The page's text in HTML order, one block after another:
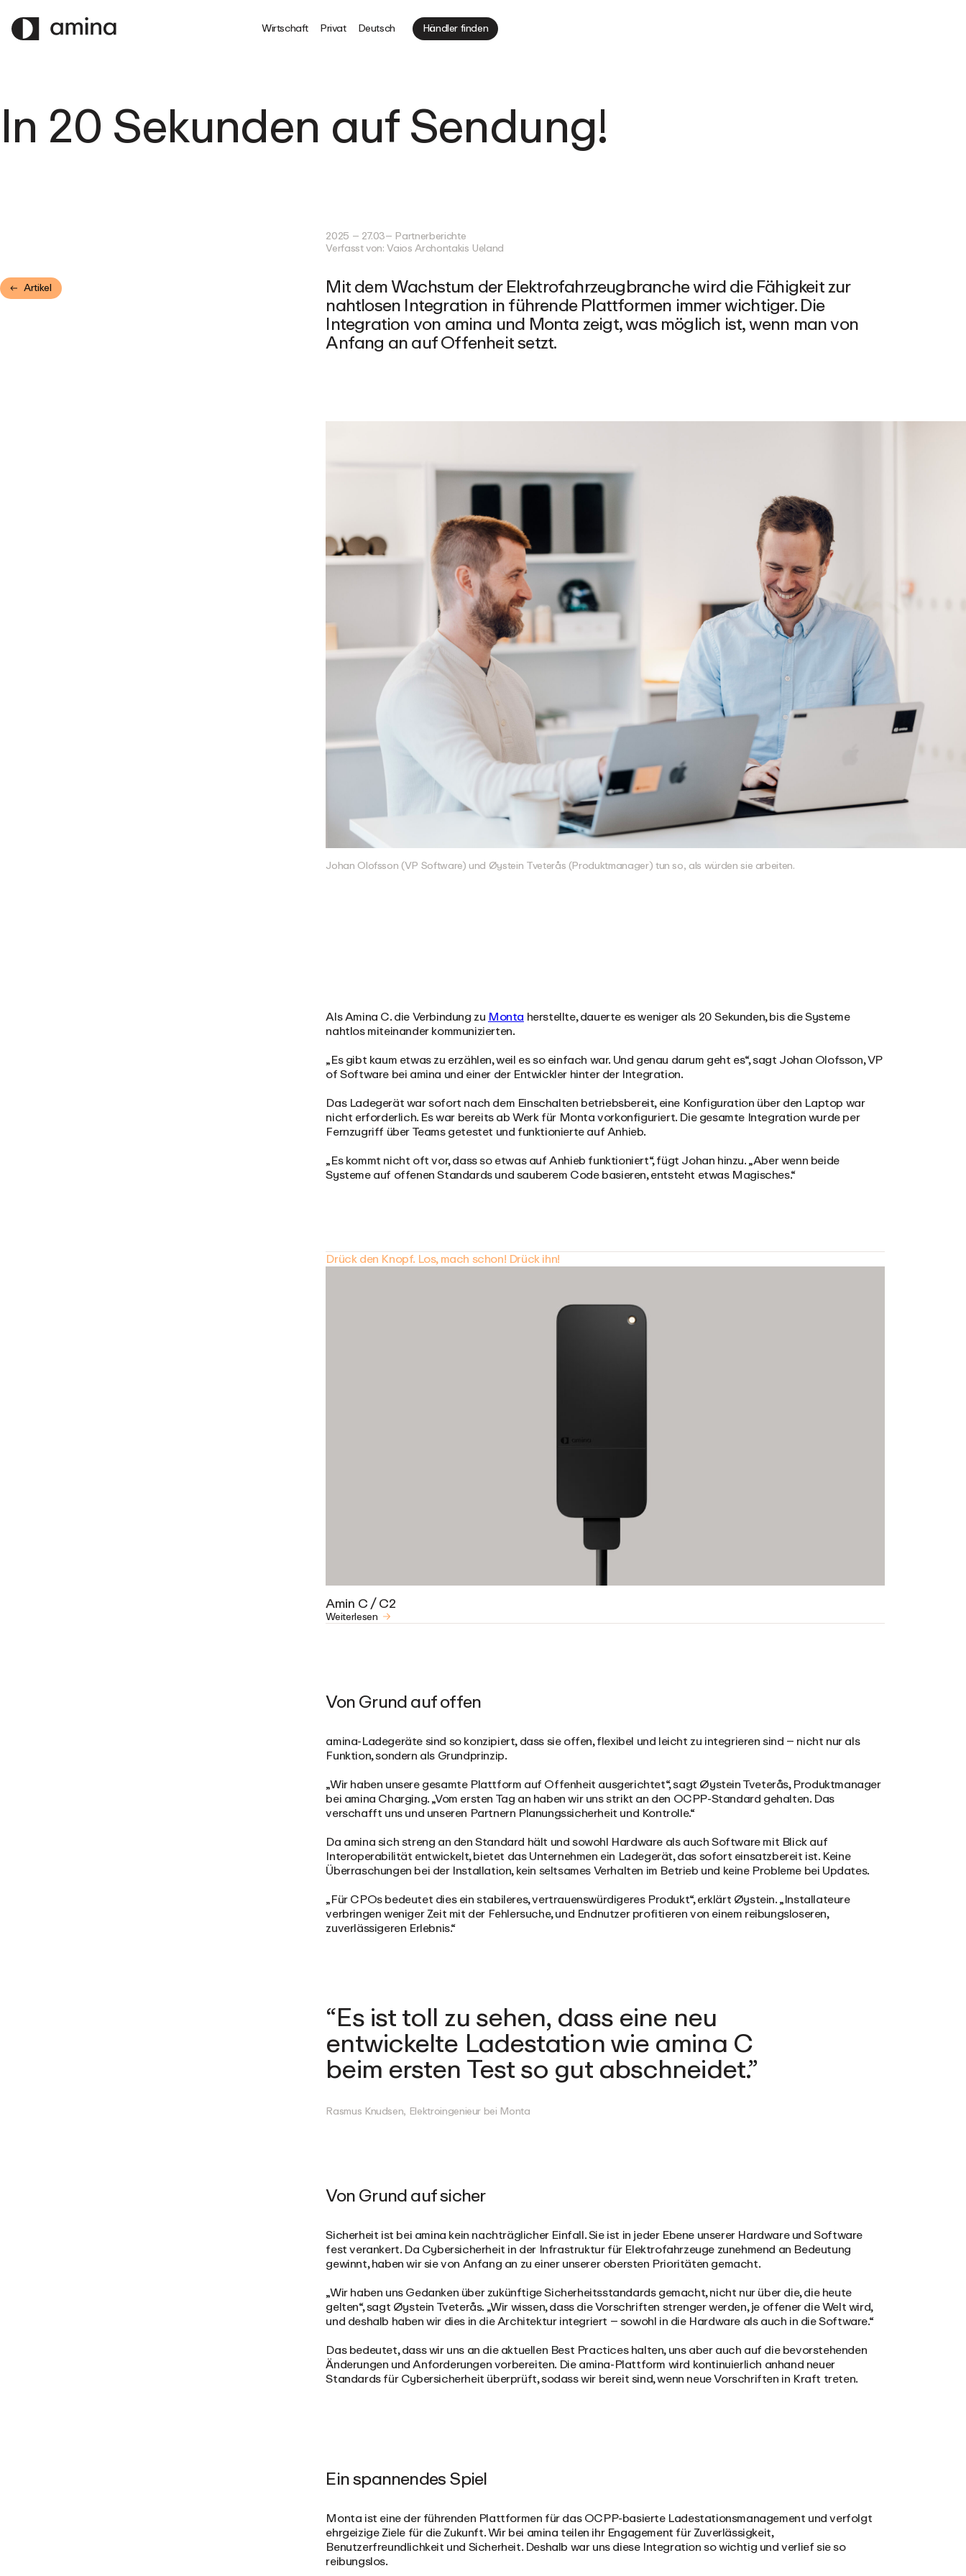
HAUPTINHALT
SPRINGEN Wirtschaft Privat Deutsch Händler finden
In 20 Sekunden auf Sendung!
2025 – 27.03– Partnerberichte
Verfasst von: VaiosArchontakis Ueland
Artikel Mit dem Wachstum der Elektrofahrzeugbranche wird die Fähigkeit zur
nahtlosen Integration in führende Plattformen immer wichtiger. Die
Integration von amina und Monta zeigt, was möglich ist, wenn man von
Anfang an auf Offenheit setzt.
Johan Olofsson (VP Software) und Øystein Tveterås (Produktmanager) tun so, als würden sie arbeiten.
Als Amina C. die Verbindung zuMontaherstellte, dauerte es weniger als 20 Sekunden, bis die Systeme
nahtlos miteinander kommunizierten.
„Es gibt kaum etwas zu erzählen, weil es so einfach war. Und genau darum geht es“, sagt Johan Olofsson, VP
of Software bei amina und einer der Entwickler hinter der Integration.
Das Ladegerät war sofort nach dem Einschalten betriebsbereit, eine Konfiguration über den Laptop war
nicht erforderlich. Es war bereits ab Werk für Monta vorkonfiguriert. Die gesamte Integration wurde per
Fernzugriff über Teams getestet und funktionierte auf Anhieb.
„Es kommt nicht oft vor, dass so etwas auf Anhieb funktioniert“, fügt Johan hinzu. „Aber wenn beide
Systeme auf offenen Standards und sauberem Code basieren, entsteht etwas Magisches.“
Drück den Knopf. Los, mach schon! Drück ihn!
Amin C / C2
Weiterlesen
Von Grund auf offen
amina-Ladegeräte sind so konzipiert, dass sie offen, flexibel und leicht zu integrieren sind – nicht nur als
Funktion, sondern als Grundprinzip.
„Wir haben unsere gesamte Plattform auf Offenheit ausgerichtet“, sagt Øystein Tveterås, Produktmanager
bei amina Charging. „Vom ersten Tag an haben wir uns strikt an den OCPP-Standard gehalten. Das
verschafft uns und unseren Partnern Planungssicherheit und Kontrolle.“
Da amina sich streng an den Standard hält und sowohl Hardware als auch Software mit Blick auf
Interoperabilität entwickelt, bietet das Unternehmen ein Ladegerät, das sofort einsatzbereit ist. Keine
Überraschungen bei der Installation, kein seltsames Verhalten im Betrieb und keine Probleme bei Updates.
„Für CPOs bedeutet dies ein stabileres, vertrauenswürdigeres Produkt“, erklärt Øystein. „Installateure
verbringen weniger Zeit mit der Fehlersuche, und Endnutzer profitieren von einem reibungsloseren,
zuverlässigeren Erlebnis.“
Es ist toll zu sehen, dass eine neu
entwickelte Ladestation wie amina C
beim ersten Test so gut abschneidet.
Rasmus Knudsen, Elektroingenieur bei Monta
Von Grund auf sicher
Sicherheit ist bei amina kein nachträglicher Einfall. Sie ist in jeder Ebene unserer Hardware und Software
fest verankert. Da Cybersicherheit in der Infrastruktur für Elektrofahrzeuge zunehmend an Bedeutung
gewinnt, haben wir sie von Anfang an zu einer unserer obersten Prioritäten gemacht.
„Wir haben uns Gedanken über zukünftige Sicherheitsstandards gemacht, nicht nur über die, die heute
gelten“, sagt Øystein Tveterås. „Wir wissen, dass die Vorschriften strenger werden, je offener die Welt wird,
und deshalb haben wir dies in die Architektur integriert – sowohl in die Hardware als auch in die Software.“
Das bedeutet, dass wir uns an die aktuellen Best Practices halten, uns aber auch auf die bevorstehenden
Änderungen und Anforderungen vorbereiten. Die amina-Plattform wird kontinuierlich anhand neuer
Standards für Cybersicherheit überprüft, sodass wir bereit sind, wenn neue Vorschriften in Kraft treten.
Ein spannendes Spiel
Monta ist eine der führenden Plattformen für das OCPP-basierte Ladestationsmanagement und verfolgt
ehrgeizige Ziele für die Zukunft. Wir bei amina teilen ihr Engagement für Zuverlässigkeit,
Benutzerfreundlichkeit und Sicherheit. Deshalb war uns diese Integration so wichtig und verlief sie so
reibungslos.